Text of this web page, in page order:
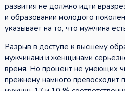
развития не должно идти
и образовании молодого
указывает на то, что мужчина
Разрыв в доступе к высшему
мужчинами и женщинами
время. Но процент не умеющих
прежнему намного превосходит